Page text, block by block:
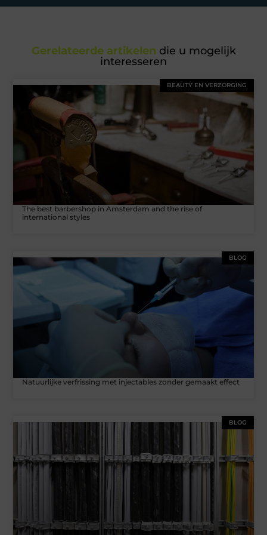
Gerelateerde artikelen die u mogelijk
interesseren
BEAUTY EN VERZORGING
The best barbershop in Amsterdam and the rise of
international styles
BLOG
Natuurlijke verfrissing met injectables zonder gemaakt effect
BLOG